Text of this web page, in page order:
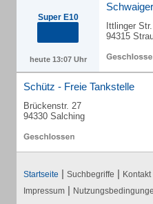
Super E10
heute 13:07 Uhr
Ittlinger
94315
Schütz - Freie Tankstelle
Brückenstr. 27
94330 Salching
Startseite | Suchbegriffe | Kontakt
Impressum |